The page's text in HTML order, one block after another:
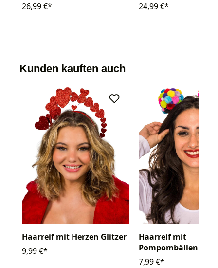
26,99 €*
24,99 €*
Kunden kauften auch
Haarreif mit Herzen Glitzer
9,99 €*
Haarreif mit
Pompombällen
7,99 €*